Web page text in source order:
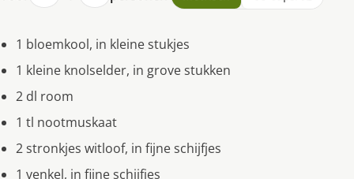
1 bloemkool, in kleine stukjes
1 kleine knolselder, in grove stukken
2 dl room
1 tl nootmuskaat
2 stronkjes witloof, in fijne schijfjes
1 venkel, in fijne schijfjes